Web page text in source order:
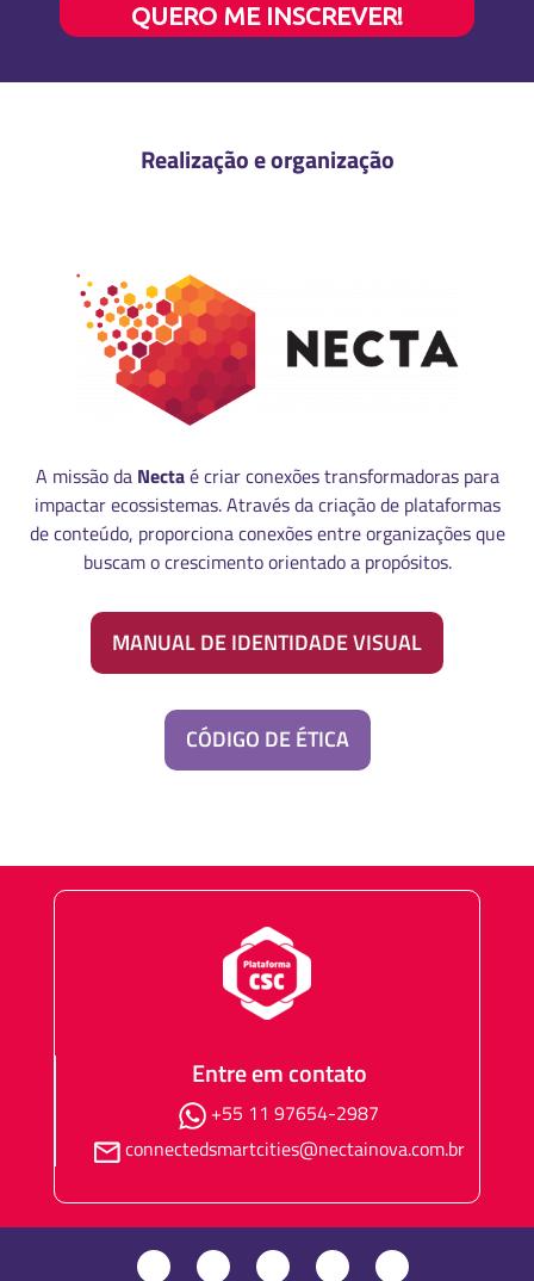
QUERO ME INSCREVER!
Realização e organização
A missão da Nectaé criar conexões transformadoras para
impactar ecossistemas. Através da criação de plataformas
de conteúdo, proporciona conexões entre organizações que
buscam o crescimento orientado a propósitos.
MANUAL DE IDENTIDADE VISUAL
CÓDIGO DE ÉTICA
Entre em contato
+55 11 97654-2987
connectedsmartcities@nectainova.com.br